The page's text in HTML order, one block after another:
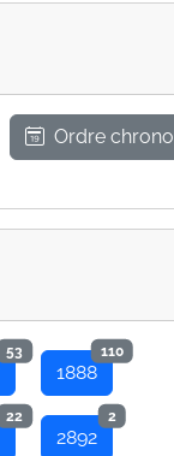
Ordre chrono
53
1888
110
22
2892
2